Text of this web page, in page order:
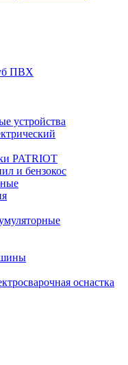
ПВХ
устройства
PATRIOT
и бензокос
оснастка